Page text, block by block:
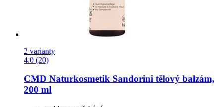
2 varianty
4.0 (20)
CMD Naturkosmetik Sandorini tělový balzám,
200 ml